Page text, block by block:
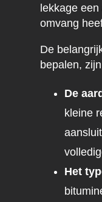
lekkage
omvang
De
bepalen,
De
kleine
Het